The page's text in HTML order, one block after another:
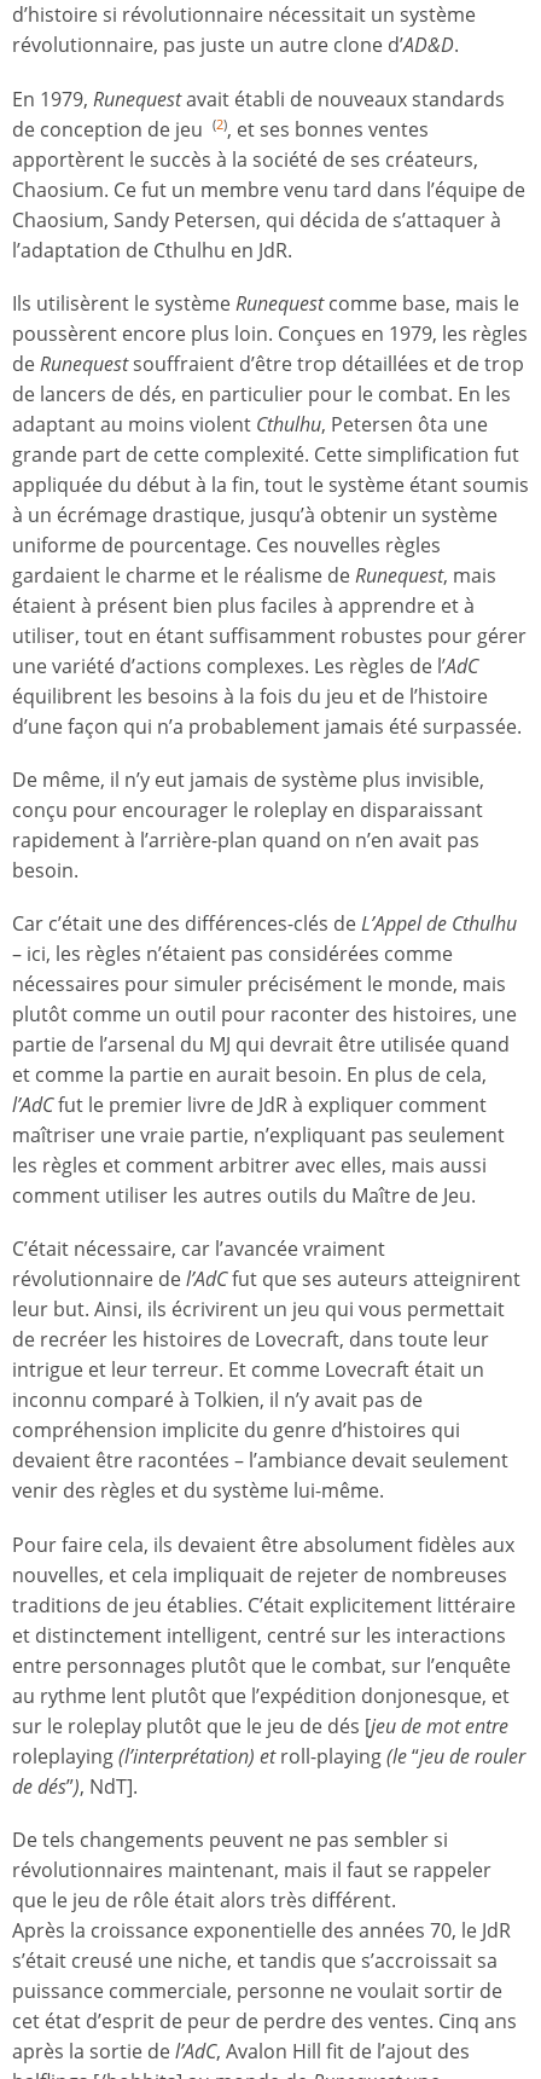
d’histoire si révolutionnaire nécessitait un système
révolutionnaire, pas juste un autre clone d’AD&D.
En 1979, Runequestavait établi de nouveaux standards
de conception de jeu
(2), et ses bonnes ventes
apportèrent le succès à la société de ses créateurs,
Chaosium. Ce fut un membre venu tard dans l’équipe de
Chaosium, Sandy Petersen, qui décida de s’attaquer à
l’adaptation de Cthulhu en JdR.
Ils utilisèrent le systèmeRunequestcomme base, mais le
poussèrent encore plus loin. Conçues en 1979, les règles
deRunequestsouffraient d’être trop détaillées et de trop
de lancers de dés, en particulier pour le combat. En les
adaptant au moins violent Cthulhu, Petersen ôta une
grande part de cette complexité. Cette simplification fut
appliquée du début à la fin, tout le système étant soumis
à un écrémage drastique, jusqu’à obtenir un système
uniforme de pourcentage. Ces nouvelles règles
gardaient le charme et le réalisme deRunequest, mais
étaient à présent bien plus faciles à apprendre et à
utiliser, tout en étant suffisamment robustes pour gérer
une variété d’actions complexes. Les règles de l’AdC
équilibrent les besoins à la fois du jeu et de l’histoire
d’une façon qui n’a probablement jamais été surpassée.
De même, il n’y eut jamais de système plus invisible,
conçu pour encourager le roleplay en disparaissant
rapidement à l’arrière-plan quand on n’en avait pas
besoin.
Car c’était une des différences-clés deL’Appel de Cthulhu
– ici, les règles n’étaient pas considérées comme
nécessaires pour simuler précisément le monde, mais
plutôt comme un outil pour raconter des histoires, une
partie de l’arsenal du MJ qui devrait être utilisée quand
et comme la partie en aurait besoin. En plus de cela,
l’AdCfut le premier livre de JdR à expliquer comment
maîtriser une vraie partie, n’expliquant pas seulement
les règles et comment arbitrer avec elles, mais aussi
comment utiliser les autres outils du Maître de Jeu.
C’était nécessaire, car l’avancée vraiment
révolutionnaire del’AdCfut que ses auteurs atteignirent
leur but. Ainsi, ils écrivirent un jeu qui vous permettait
de recréer les histoires de Lovecraft, dans toute leur
intrigue et leur terreur. Et comme Lovecraft était un
inconnu comparé à Tolkien, il n’y avait pas de
compréhension implicite du genre d’histoires qui
devaient être racontées – l’ambiance devait seulement
venir des règles et du système lui-même.
Pour faire cela, ils devaient être absolument fidèles aux
nouvelles, et cela impliquait de rejeter de nombreuses
traditions de jeu établies. C’était explicitement littéraire
et distinctement intelligent, centré sur les interactions
entre personnages plutôt que le combat, sur l’enquête
au rythme lent plutôt que l’expédition donjonesque, et
sur le roleplay plutôt que le jeu de dés [jeu de mot entre
roleplaying(l’interprétation) etroll-playing(le“jeu de rouler
de dés”), NdT].
De tels changements peuvent ne pas sembler si
révolutionnaires maintenant, mais il faut se rappeler
que le jeu de rôle était alors très différent.
Après la croissance exponentielle des années 70, le JdR
s’était creusé une niche, et tandis que s’accroissait sa
puissance commerciale, personne ne voulait sortir de
cet état d’esprit de peur de perdre des ventes. Cinq ans
après la sortie del’AdC, Avalon Hill fit de l’ajout des